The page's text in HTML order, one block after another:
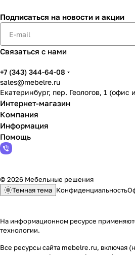
Подписаться на новости и акции
Связаться с нами
+7 (343) 344-64-08
sales@mebelre.ru
Екатеринбург, пер. Геологов, 1 (офис
Интернет-магазин
Компания
Информация
Помощь
© 2026 Мебельные решения
Темная тема Конфиденциальность
На информационном ресурсе
технологии.
Все ресурсы сайта mebelre.ru, включая